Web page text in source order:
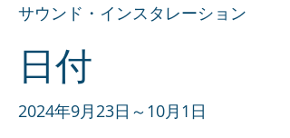
サウンド・インスタレーション
日付
2024年9月23日～10月1日